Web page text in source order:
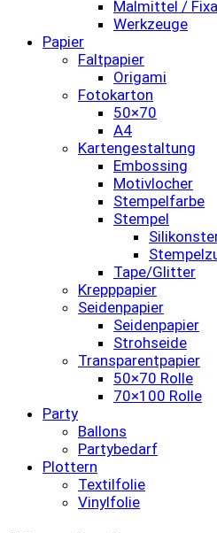
Malmittel /
Werkzeuge
Papier
Faltpapier
Origami
Fotokarton
50×70
A4
Kartengestaltung
Embossing
Motivlocher
Stempelfarbe
Stempel
Tape/Glitter
Krepppapier
Seidenpapier
Seidenpapier
Strohseide
Transparentpapier
50×70 Rolle
70×100 Rolle
Party
Ballons
Partybedarf
Plottern
Textilfolie
Vinylfolie